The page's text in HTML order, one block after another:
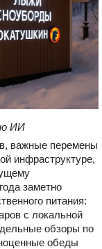
ИИ
важные перемены
инфраструктуре,
заметно
питания:
с локальной
обзоры по
обеды